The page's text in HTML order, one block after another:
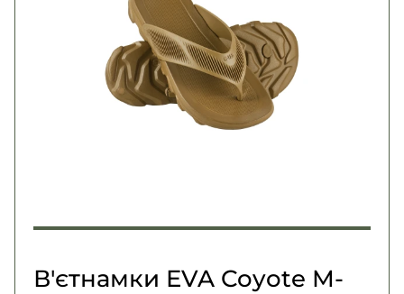
UA
Каталог
Повернення та обмін
Шеврони, патчі та нашивки
Фурнітура
В'єтнамки EVA Coyote M-